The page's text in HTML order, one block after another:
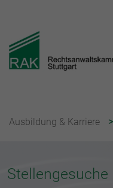
Ausbildung & Karriere
Stellengesuche